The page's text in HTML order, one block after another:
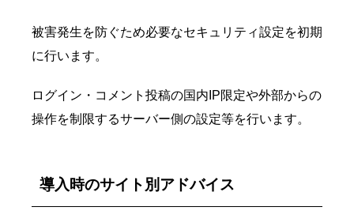
被害発生を防ぐため必要なセキュリティ設定を初期
に行います。
ログイン・コメント投稿の国内IP限定や外部からの
操作を制限するサーバー側の設定等を行います。
導入時のサイト別アドバイス